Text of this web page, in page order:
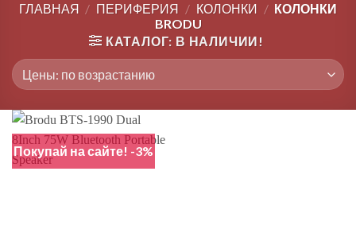
ГЛАВНАЯ / ПЕРИФЕРИЯ / КОЛОНКИ / КОЛОНКИ
BRODU
КАТАЛОГ: В НАЛИЧИИ!
Покупай на сайте! -3%